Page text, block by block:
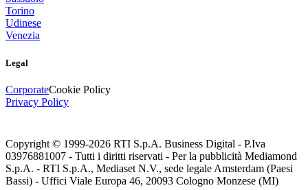
Torino
Udinese
Venezia
Legal
CorporateCookie Policy
Privacy Policy
Copyright © 1999-2026 RTI S.p.A. Business Digital - P.Iva
03976881007 - Tutti i diritti riservati - Per la pubblicità Mediamond
S.p.A. - RTI S.p.A., Mediaset N.V., sede legale Amsterdam (Paesi
Bassi) - Uffici Viale Europa 46, 20093 Cologno Monzese (MI)